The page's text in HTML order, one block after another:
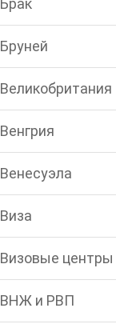
Брак
Бруней
Великобритания
Венгрия
Венесуэла
Виза
Визовые центры
ВНЖ и РВП